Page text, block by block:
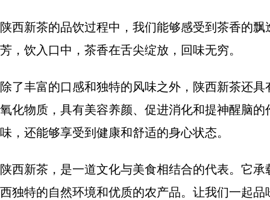
陕西新茶的品饮过程中，我们能够感受到茶香的
芳，饮入口中，茶香在舌尖绽放，回味无穷。
除了丰富的口感和独特的风味之外，陕西新茶还
氧化物质，具有美容养颜、促进消化和提神醒脑
味，还能够享受到健康和舒适的身心状态。
陕西新茶，是一道文化与美食相结合的代表。它
西独特的自然环境和优质的农产品。让我们一起